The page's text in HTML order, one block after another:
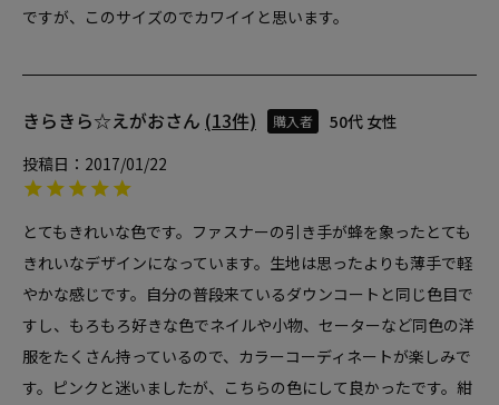
ですが、このサイズのでカワイイと思います。
きらきら☆えがお 13 購入者 50代 女性
投稿日
2017/01/22
とてもきれいな色です。ファスナーの引き手が蜂を象ったとても
きれいなデザインになっています。生地は思ったよりも薄手で軽
やかな感じです。自分の普段来ているダウンコートと同じ色目で
すし、もろもろ好きな色でネイルや小物、セーターなど同色の洋
服をたくさん持っているので、カラーコーディネートが楽しみで
す。ピンクと迷いましたが、こちらの色にして良かったです。紺